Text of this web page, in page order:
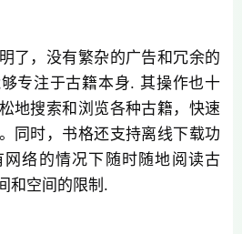
了，没有繁杂的广告和冗余的
专注于古籍本身. 其操作也十
地搜索和浏览各种古籍，快速
同时，书格还支持离线下载功
络的情况下随时随地阅读古
和空间的限制.